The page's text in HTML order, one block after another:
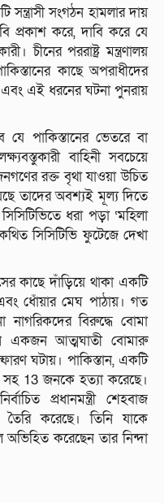
সন্ত্রাসী সংগঠন হামলার দায়
প্রকাশ করে, দাবি করে যে
চীনের পররাষ্ট্র মন্ত্রণালয়
কাছে অপরাধীদের
এবং এই ধরনের ঘটনা পুনরায়
পাকিস্তানের ভেতরে বা
বাহিনী সবচেয়ে
রক্ত ​​বৃথা যাওয়া উচিত
তাদের অবশ্যই মূল্য দিতে
ধরা পড়া ‘মহিলা
সিসিটিভি ফুটেজে দেখা
কাছে দাঁড়িয়ে থাকা একটি
ধোঁয়ার মেঘ পাঠায়। গত
নাগরিকদের বিরুদ্ধে বোমা
একজন আত্মঘাতী বোমারু
ঘটায়। পাকিস্তান, একটি
সহ 13 জনকে হত্যা করেছে।
প্রধানমন্ত্রী শেহবাজ
করেছে। তিনি যাকে
অভিহিত করেছেন তার নিন্দা